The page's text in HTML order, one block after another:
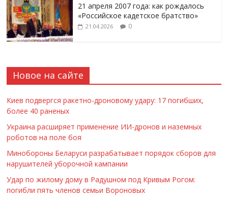
21 апреля 2007 года: как рождалось
«Российское кадетское братство»
21.04.2026 0
Новое на сайте
Киев подвергся ракетно-дроновому удару: 17 погибших,
более 40 раненых
Украина расширяет применение ИИ-дронов и наземных
роботов на поле боя
Минобороны Беларуси разрабатывает порядок сборов для
нарушителей уборочной кампании
Удар по жилому дому в Радушном под Кривым Рогом:
погибли пять членов семьи Вороновых